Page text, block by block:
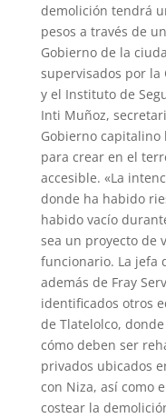
demolición tendrá
pesos a través de
Gobierno de la
supervisados por la
y el Instituto de
Inti Muñoz,
Gobierno capitalino
para crear en el
accesible. «La
donde ha habido
habido vacío
sea un proyecto de
funcionario. La jefa
además de Fray
identificados otros
de Tlatelolco,
cómo deben ser
privados ubicados
con Niza, así como
costear la